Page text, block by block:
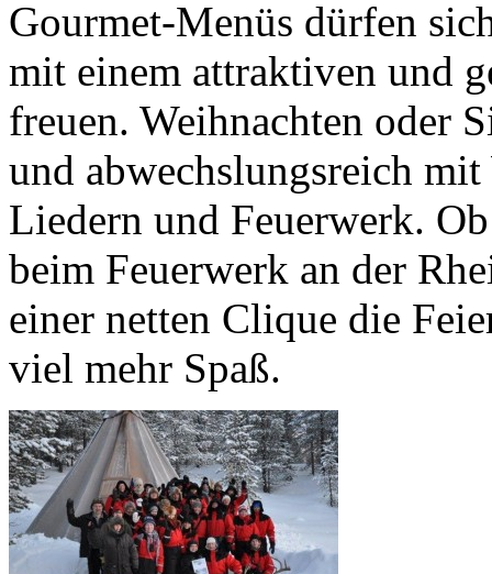
Gourmet-Menüs dürfen
mit einem attraktiven und
freuen. Weihnachten oder
und abwechslungsreich
Liedern und Feuerwerk.
beim Feuerwerk an der
einer netten Clique die
viel mehr Spaß.